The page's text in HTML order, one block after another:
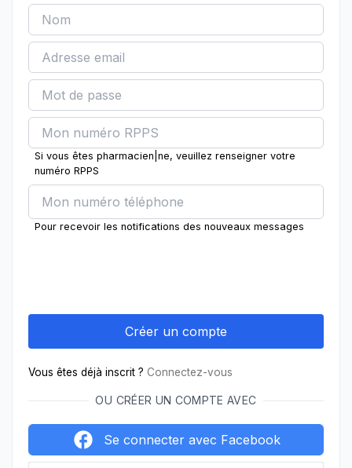
Si vous êtes pharmacien|ne, veuillez renseigner votre
numéro RPPS
Pour recevoir les notifications des nouveaux messages
Vous êtes déjà inscrit ? Connectez-vous
OU CRÉER UN COMPTE AVEC
Se connecter avec Facebook